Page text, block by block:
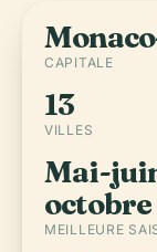
CAPITALE
13
VILLES
Mai-
octobre
MEILLEURE